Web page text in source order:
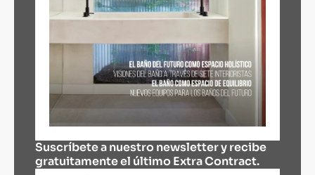
Suscríbete a nuestro newsletter y recibe
gratuitamente el último Extra Contract.